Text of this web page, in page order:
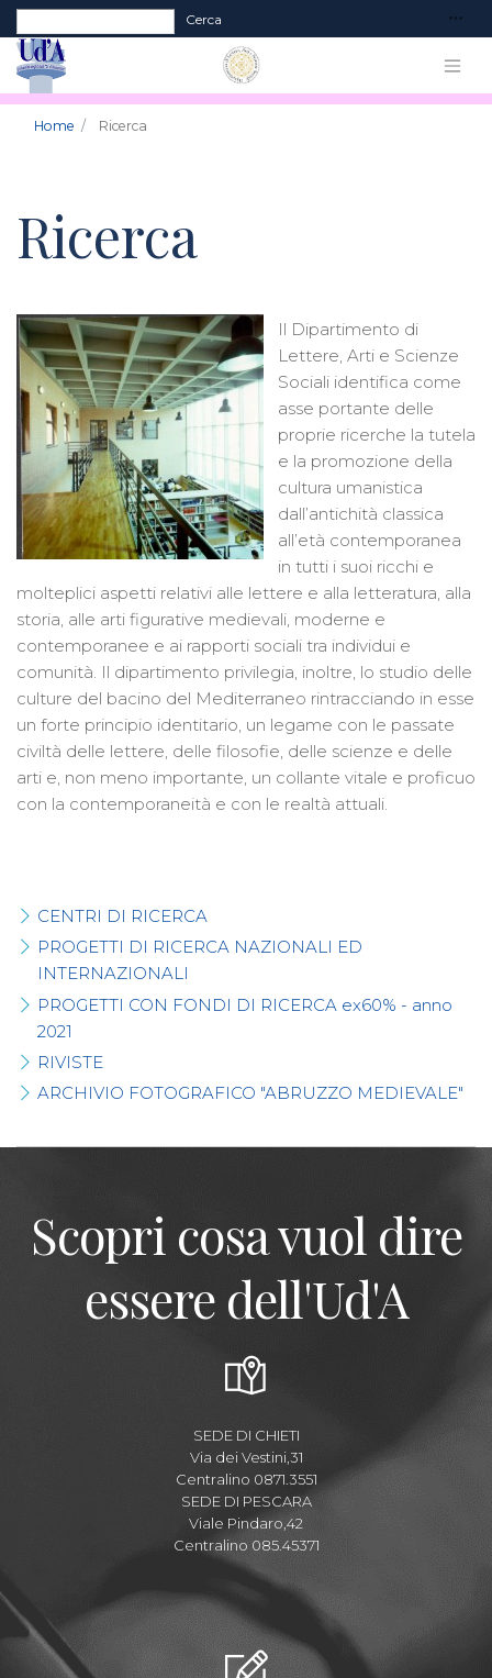
Form di ricerca
Cerca
Home Ricerca
Ricerca
Il Dipartimento di
Lettere, Arti e Scienze
Sociali identifica come
asse portante delle
proprie ricerche la tutela
e la promozione della
cultura umanistica
dall’antichità classica
all’età contemporanea
in tutti i suoi ricchi e
molteplici aspetti relativi alle lettere e alla letteratura, alla
storia, alle arti figurative medievali, moderne e
contemporanee e ai rapporti sociali tra individui e
comunità. Il dipartimento privilegia, inoltre, lo studio delle
culture del bacino del Mediterraneo rintracciando in esse
un forte principio identitario, un legame con le passate
civiltà delle lettere, delle filosofie, delle scienze e delle
arti e, non meno importante, un collante vitale e proficuo
con la contemporaneità e con le realtà attuali.
CENTRI DI RICERCA
PROGETTI DI RICERCA NAZIONALI ED
INTERNAZIONALI
PROGETTI CON FONDI DI RICERCA ex60% - anno
2021
RIVISTE
ARCHIVIO FOTOGRAFICO "ABRUZZO MEDIEVALE"
Scopri cosa vuol dire
essere dell'Ud'A
SEDE DI CHIETI
Via dei Vestini,31
Centralino 0871.3551
SEDE DI PESCARA
Viale Pindaro,42
Centralino 085.45371